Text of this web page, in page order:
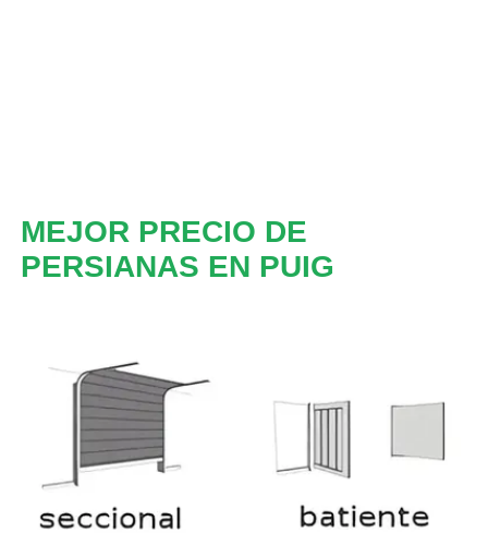
MEJOR PRECIO DE
PERSIANAS EN PUIG